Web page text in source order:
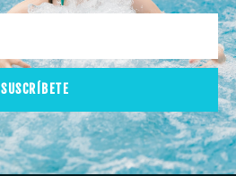
SUSCRÍBETE